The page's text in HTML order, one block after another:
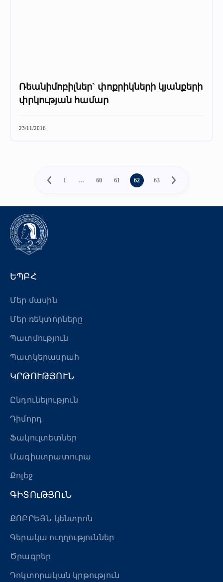
Ռեանիմոբիլներ` փոքրիկների կյանքերի
փրկության համար
23/11/2016
1 … 60 61 62 63
ԵՊԲՀ
Մեր մասին
Մեր ռեկտորները
Պատմություն
Պատկերասրահ
ԿՐԹՈՒԹՅՈՒՆ
Ընդունելություն
Դիմորդ
Ֆակուլտետներ
Մագիստրատուրա
Քոլեջ
ԳԻՏՈւԹՅՈւՆ
ՔՈԲՐԵՅՆ կենտրոն
Գերակա ուղղություններ
Ծրագրեր
Դոկտորական կրթություն